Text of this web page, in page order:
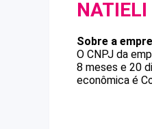
NATIELI
Sobre a
O CNPJ da
8 meses e 20
econômica é